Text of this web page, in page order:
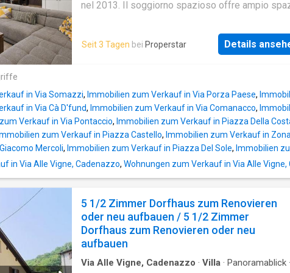
posizione è strategica e comodissima: il
stazione ferroviaria sono raggiungibili in
minuti.Completano la proprietà un posto auto in
caratteriz
nel 2013. Il soggiorno spazioso offre ampio
cucina nuova e spaziosa è ideale per delizie
culinarie. Con un totale di 3 camere da letto, 3
nelle immediate vicinanze, e la posizione
consente un facile accesso a Locarno,
Lugano.Lo stato di questa proprietà è eccellente.
standard di finiture moderno e di alta qualità crea
un'atmosfera contemporanea. Nelle vicinanze si
trovano ristoranti, caffè, parchi e scuole che
ancora più attraente la vita in questa posizione
centralizzato.Questa offerta properti si distingue
per:Posizione di prima classe aCadenazzo
TIStandard di finitura moderno e di al
Seit 3 Tagen bei Properstar Details
in Via Somazzi, Immobilien zum Verkauf in Via Porza Paese,
in Via Cà D'fund, Immobilien zum Verkauf in Via Comanacco,
Verkauf in Via Pontaccio, Immobilien zum Verkauf in Piazza Della
zum Verkauf in Piazza Castello, Immobilien zum Verkauf in
Mercoli, Immobilien zum Verkauf in Piazza Del Sole, Immobilien
in Via Alle Vigne, Cadenazzo, Wohnungen zum Verkauf in Via Alle Vigne,
5 1/2 Zimmer Dorfhaus zum Renovieren
oder neu aufbauen / 5 1/2 Zimmer
Dorfhaus zum Renovieren oder neu
aufbauen
Via Alle Vigne, Cadenazzo · Villa · Panoramablick ·